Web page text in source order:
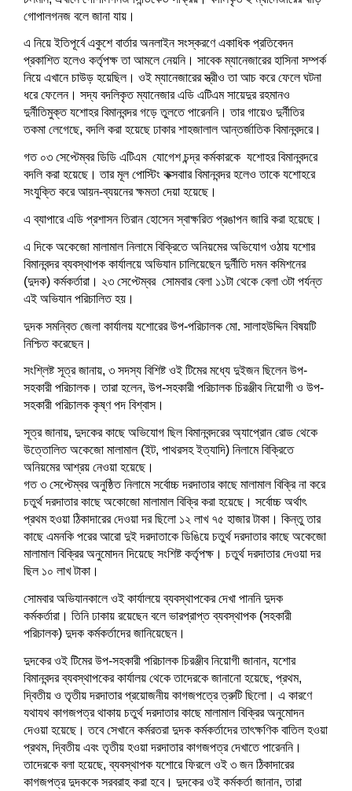
w
w
d
o
w
)
w
i
d
o
w
)
w
w
n
d
o
w
)
i
w
)
e
n
d
o
w
w
)
i
o
w
)
w
n
d
o
w
)
w
o
w
)
)
গোপালগনজ বলে জানা যায়।
এ নিয়ে ইতিপূর্বে একুশে বার্তার অনলাইন সংস্করণে একাধিক প্রতিবেদন
প্রকাশিত হলেও কর্তৃপক্ষ তা আমলে নেয়নি। সাবেক ম্যানেজারের হাসিনা সম্পর্ক
নিয়ে এখানে চাউড় হয়েছিল। ওই ম্যানেজারের স্ত্রীও তা আচ করে ফেলে ঘটনা
ধরে ফেলেন। সদ্য বদলিকৃত ম্যানেজার এডি এটিএম সায়েদুর রহমানও
দুর্নীতিমুক্ত যশোহর বিমানবন্দর গড়ে তুলতে পারেননি। তার গায়েও দুর্নীতির
তকমা লেগেছে, বদলি করা হয়েছে ঢাকার শাহজালাল আন্তর্জাতিক বিমানবন্দরে।
গত ০৩ সেপ্টেম্বর ডিডি এটিএম যোগেশ চন্দ্র কর্মকারকে যশোহর বিমানবন্দরে
বদলি করা হয়েছে। তার মূল পোস্টিং কক্সবাার বিমানবন্দর হলেও তাকে যশোহরে
সংযুক্তি করে আয়ন-ব্যয়নের ক্ষমতা দেয়া হয়েছে।
এ ব্যাপারে এডি প্রশাসন তিরান হোসেন স্বাক্ষরিত প্রঙাপন জারি করা হয়েছে।
এ দিকে অকেজো মালামাল নিলামে বিক্রিতে অনিয়মের অভিযোগ ওঠায় যশোর
বিমানবন্দর ব্যবস্থাপক কার্যালয়ে অভিযান চালিয়েছেন দুর্নীতি দমন কমিশনের
(দুদক) কর্মকর্তারা। ২৩ সেপ্টেম্বর সোমবার বেলা ১১টা থেকে বেলা ৩টা পর্যন্ত
এই অভিযান পরিচালিত হয়।
দুদক সমন্বিত জেলা কার্যালয় যশোরের উপ-পরিচালক মো. সালাহউদ্দিন বিষয়টি
নিশ্চিত করেছেন।
সংশ্লিষ্ট সূত্র জানায়, ৩ সদস্য বিশিষ্ট ওই টিমের মধ্যে দুইজন ছিলেন উপ-
সহকারী পরিচালক। তারা হলেন, উপ-সহকারী পরিচালক চিরঞ্জীব নিয়োগী ও উপ-
সহকারী পরিচালক কৃষ্ণ পদ বিশ্বাস।
সূত্র জানায়, দুদকের কাছে অভিযোগ ছিল বিমানবন্দরের অ্যাপ্রোন রোড থেকে
উত্তোলিত অকেজো মালামাল (ইট, পাথরসহ ইত্যাদি) নিলামে বিক্রিতে
অনিয়মের আশ্রয় নেওয়া হয়েছে।
গত ৩ সেপ্টেম্বর অনুষ্ঠিত নিলামে সর্বোচ্চ দরদাতার কাছে মালামাল বিক্রি না করে
চতুর্থ দরদাতার কাছে অকোজো মালামাল বিক্রি করা হয়েছে। সর্বোচ্চ অর্থাৎ
প্রথম হওয়া ঠিকাদারের দেওয়া দর ছিলো ১২ লাখ ৭৫ হাজার টাকা। কিন্তু তার
কাছে এমনকি পরের আরো দুই দরদাতাকে ডিঙিয়ে চতুর্থ দরদাতার কাছে অকেজো
মালামাল বিক্রির অনুমোদন দিয়েছে সংশিষ্ট কর্তৃপক্ষ। চতুর্থ দরদাতার দেওয়া দর
ছিল ১০ লাখ টাকা।
সোমবার অভিযানকালে ওই কার্যালয়ে ব্যবস্থাপকের দেখা পাননি দুদক
কর্মকর্তারা। তিনি ঢাকায় রয়েছেন বলে ভারপ্রাপ্ত ব্যবস্থাপক (সহকারী
পরিচালক) দুদক কর্মকর্তাদের জানিয়েছেন।
দুদকের ওই টিমের উপ-সহকারী পরিচালক চিরঞ্জীব নিয়োগী জানান, যশোর
বিমানবন্দর ব্যবস্থাপকের কার্যালয় থেকে তাদেরকে জানানো হয়েছে, প্রথম,
দ্বিতীয় ও তৃতীয় দরদাতার প্রয়োজনীয় কাগজপত্রে ত্রুটি ছিলো। এ কারণে
যথাযথ কাগজপত্র থাকায় চতুর্থ দরদাতার কাছে মালামাল বিক্রির অনুমোদন
দেওয়া হয়েছে। তবে সেখানে কর্মরতরা দুদক কর্মকর্তাদের তাৎক্ষণিক বাতিল হওয়া
প্রথম, দ্বিতীয় এবং তৃতীয় হওয়া দরদাতার কাগজপত্র দেখাতে পারেননি।
তাদেরকে বলা হয়েছে, ব্যবস্থাপক যশোরে ফিরলে ওই ৩ জন ঠিকাদারের
কাগজপত্র দুদককে সরবরাহ করা হবে। দুদকের ওই কর্মকর্তা জানান, তারা